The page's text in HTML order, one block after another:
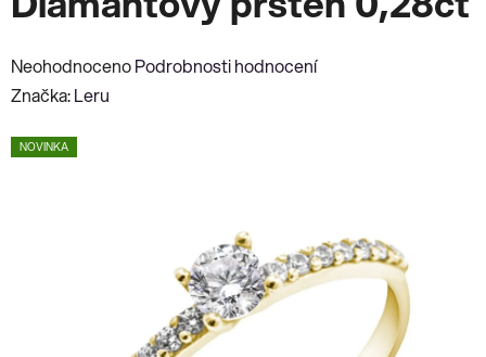
Průměrné
hodnocení
je
NeohodnocenoPodrobnosti hodnocení
Značka:Leru
NOVINKA